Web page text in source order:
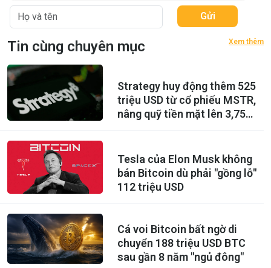
Gửi
Tin cùng chuyên mục Xem thêm
Strategy huy động thêm 525
triệu USD từ cổ phiếu MSTR,
nâng quỹ tiền mặt lên 3,75
Tesla của Elon Musk không
bán Bitcoin dù phải "gồng lỗ"
112 triệu USD
Cá voi Bitcoin bất ngờ di
chuyển 188 triệu USD BTC
sau gần 8 năm "ngủ đông"